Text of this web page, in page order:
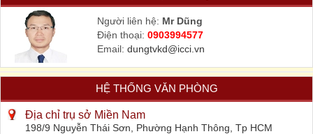
Người liên hệ: Mr Dũng
Điện thoại: 0903994577
Email: dungtvkd@icci.vn
HỆ THỐNG VĂN PHÒNG
Địa chỉ trụ sở Miền Nam
198/9 Nguyễn Thái Sơn, Phường Hạnh Thông, Tp HCM